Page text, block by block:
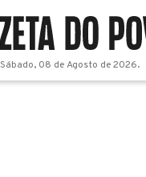
Sábado, 08 de Agosto de 2026.